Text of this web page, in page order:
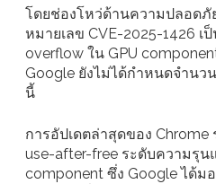
โดยช่องโหว่ด้านความปลอดภั
หมายเลข CVE-2025-1426 เ
overflow ใน GPU
Google ยังไม่ได้กำหนดจำนว
นี้
การอัปเดตล่าสุดของ
use-after-free ระดับความรุน
component ซึ่ง Google ได้ม